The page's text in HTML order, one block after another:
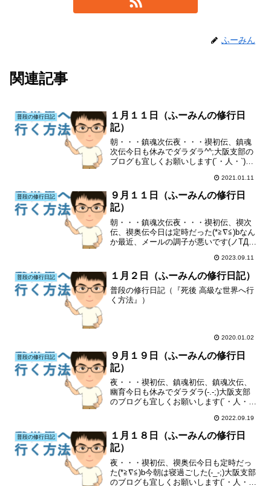
ふーみん
関連記事
普段の修行日記
１月１１日（ふーみんの修行日
記）
朝・・・鎮魂次伝夜・・・禊初伝、鎮魂
次伝今日も休みでダラダラ^^;大阪支部の
ブログも宜しくお願いします(´・人・`)特
2021.01.11
普段の修行日記
９月１１日（ふーみんの修行日
記）
朝・・・鎮魂次伝夜・・・禊初伝、禊次
伝、禊奥伝今日は定時だった(*≧∇≦)bなん
か最近、メールの調子が悪いです(ノTДT)
ルが届かなかったり(T^T)大阪支部のブロ
グも宜しくお願いします(´・人・`)特に...
2023.09.11
普段の修行日記 １月２日（ふーみんの修行日記）
普段の修行日記（『死後 高級な世界へ行
く方法』）
2020.01.02
普段の修行日記
９月１９日（ふーみんの修行日
記）
夜・・・禊初伝、鎮魂初伝、鎮魂次伝、
幽育今日も休みでダラダラ(-.-;)大阪支部
のブログも宜しくお願いします(´・人・`)
2022.09.19
普段の修行日記
１月１８日（ふーみんの修行日
記）
夜・・・禊初伝、禊奥伝今日も定時だっ
た(*≧∇≦)b今朝は寝過ごした(-_-;)大阪支部
のブログも宜しくお願いします(´・人・`)